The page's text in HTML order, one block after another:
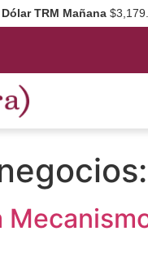
Dólar TRM Mañana